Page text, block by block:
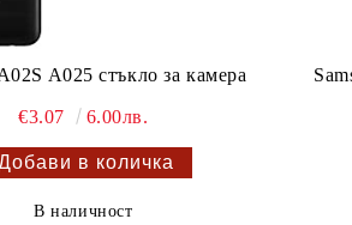
A025 стъкло за камера
€3.07 6.00лв.
В наличност